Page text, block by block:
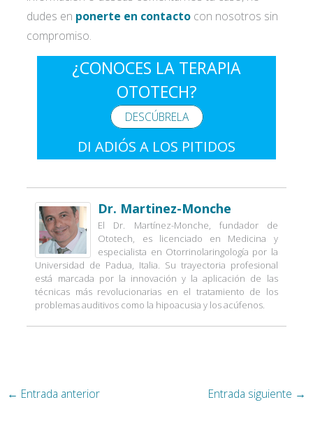
dudes en ponerte en contacto con nosotros sin
compromiso.
¿CONOCES LA TERAPIA
OTOTECH?
DESCÚBRELA
DI ADIÓS A LOS PITIDOS
Dr. Martinez-Monche
El Dr. Martínez-Monche, fundador de
Ototech, es licenciado en Medicina y
especialista en Otorrinolaringología por la
Universidad de Padua, Italia. Su trayectoria profesional
está marcada por la innovación y la aplicación de las
técnicas más revolucionarias en el tratamiento de los
problemas auditivos como la hipoacusia y los acúfenos.
← Entrada anterior Entrada siguiente →